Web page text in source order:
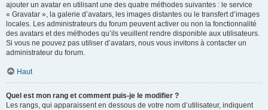
ajouter un avatar en utilisant une des quatre méthodes suivantes : le service
« Gravatar », la galerie d’avatars, les images distantes ou le transfert d’images
locales. Les administrateurs du forum peuvent activer ou non la fonctionnalité
des avatars et des méthodes qu’ils veuillent rendre disponible aux utilisateurs.
Si vous ne pouvez pas utiliser d’avatars, nous vous invitons à contacter un
administrateur du forum.
Haut
Quel est mon rang et comment puis-je le modifier ?
Les rangs, qui apparaissent en dessous de votre nom d’utilisateur, indiquent